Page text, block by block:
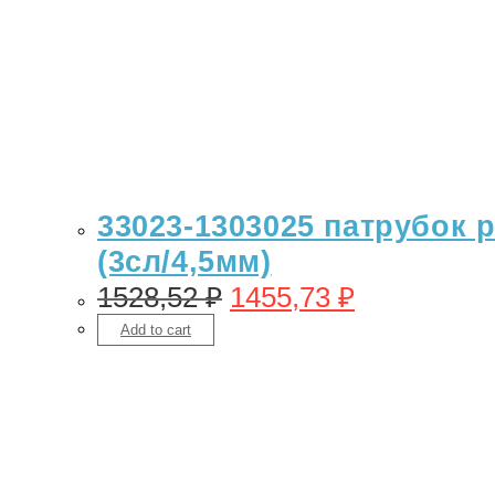
33023-1303025 патрубок
(3сл/4,5мм)
1528,52₽ 1455,73 ₽
Add to cart